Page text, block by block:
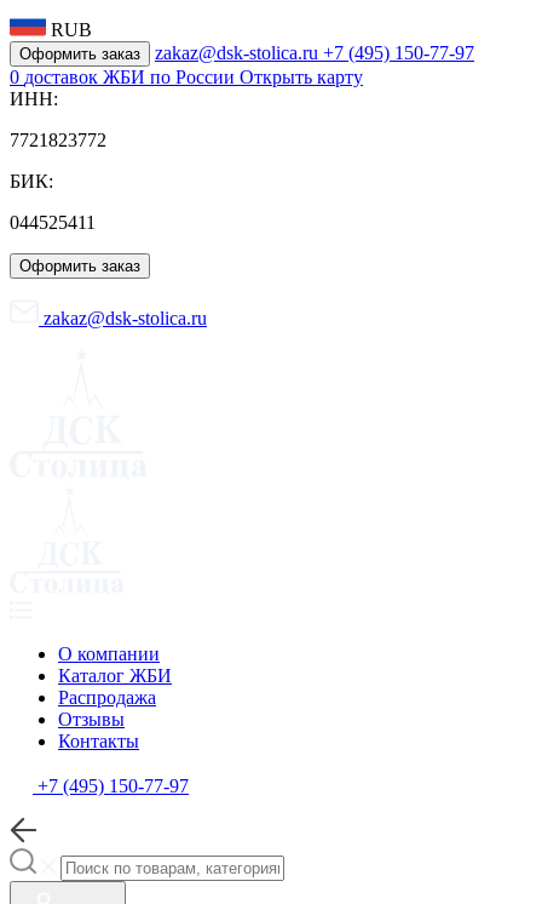
RUB
Оформить заказ zakaz@dsk-stolica.ru +7 (495) 150-77-97
0 доставок ЖБИ по России Открыть карту
ИНН:
7721823772
БИК:
044525411
Оформить заказ
zakaz@dsk-stolica.ru
О компании
Каталог ЖБИ
Распродажа
Отзывы
Контакты
+7 (495) 150-77-97